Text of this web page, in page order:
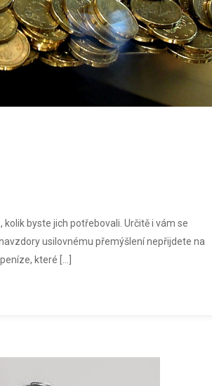
byste jich potřebovali. Určitě i vám se
usilovnému přemýšlení nepřijdete na
které […]